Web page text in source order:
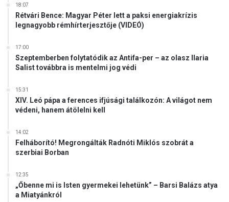
18:07
Rétvári Bence: Magyar Péter lett a paksi energiakrízis
legnagyobb rémhírterjesztője (VIDEÓ)
17:00
Szeptemberben folytatódik az Antifa-per – az olasz Ilaria
Salist továbbra is mentelmi jog védi
15:31
XIV. Leó pápa a ferences ifjúsági találkozón: A világot nem
védeni, hanem átölelni kell
14:02
Felháborító! Megrongálták Radnóti Miklós szobrát a
szerbiai Borban
12:35
„Őbenne mi is Isten gyermekei lehetünk” – Barsi Balázs atya
a Miatyánkról